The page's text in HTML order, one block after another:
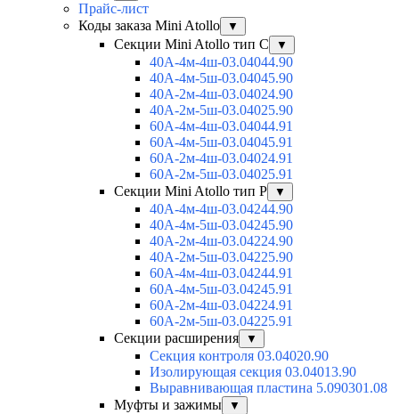
Прайс-лист
Коды заказа Mini Atollo
▼
Секции Mini Atollo тип С ▼
40А-4м-4ш-03.04044.90
40А-4м-5ш-03.04045.90
40А-2м-4ш-03.04024.90
40А-2м-5ш-03.04025.90
60А-4м-4ш-03.04044.91
60А-4м-5ш-03.04045.91
60А-2м-4ш-03.04024.91
60А-2м-5ш-03.04025.91
Секции Mini Atollo тип Р
▼
40А-4м-4ш-03.04244.90
40А-4м-5ш-03.04245.90
40А-2м-4ш-03.04224.90
40А-2м-5ш-03.04225.90
60А-4м-4ш-03.04244.91
60А-4м-5ш-03.04245.91
60А-2м-4ш-03.04224.91
60А-2м-5ш-03.04225.91
Секции расширения
▼
Секция контроля 03.04020.90
Изолирующая секция 03.04013.90
Выравнивающая пластина 5.090301.08
Муфты и зажимы
▼